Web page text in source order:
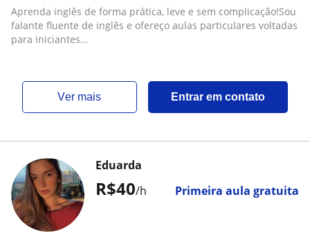
Aprenda inglês de forma prática, leve e sem complicação!Sou
falante fluente de inglês e ofereço aulas particulares voltadas
para iniciantes...
ver mais Entrar em contato
R$40/h Primeira aula gratuita
Eduarda